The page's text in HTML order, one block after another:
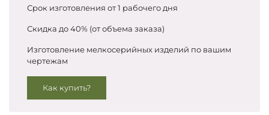
Срок изготовления от 1 рабочего дня
Скидка до 40% (от объема заказа)
Изготовление мелкосерийных изделий по вашим
чертежам
Как купить?